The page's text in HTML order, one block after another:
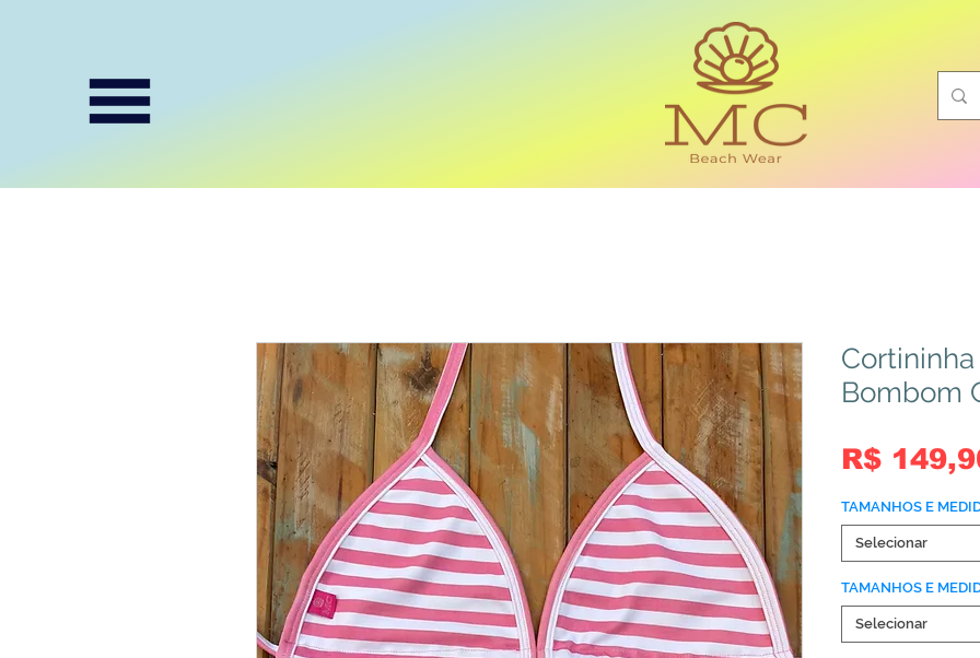
Bombom
R$
TAMANHOS E
Selecionar
TAMANHOS E
Selecionar